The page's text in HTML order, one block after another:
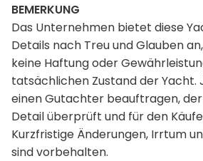
BEMERKUNG
Das Unternehmen bietet diese
Details nach Treu und Glauben
keine Haftung oder
tatsächlichen Zustand der Yacht.
einen Gutachter beauftragen,
Detail überprüft und für den
Kurzfristige Änderungen, Irrtum
sind vorbehalten.